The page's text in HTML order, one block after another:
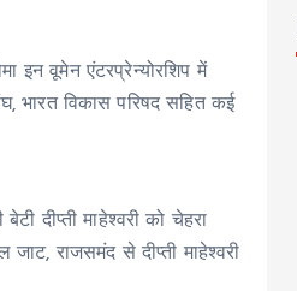
इन वूमेन एंटरप्रेन्योरशिप में
भारत विकास परिषद सहित कई
दीप्ती माहेश्वरी को चेहरा
राजसमंद से दीप्ती माहेश्वरी